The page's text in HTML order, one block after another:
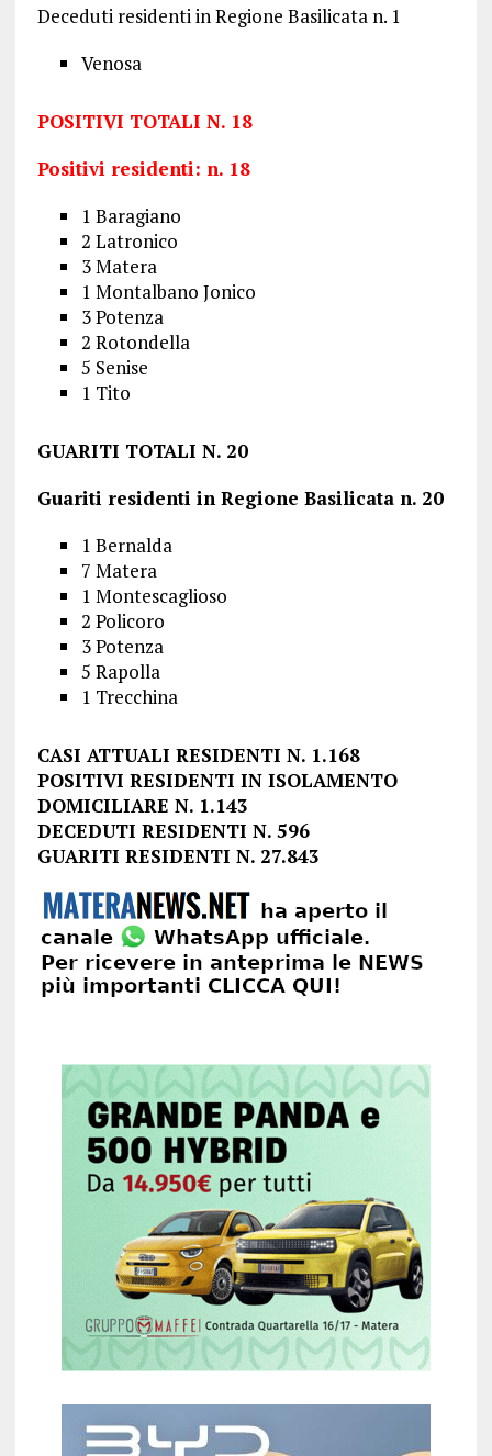
Deceduti residenti in Regione Basilicata n. 1
Venosa
POSITIVI TOTALI N. 18
Positivi residenti: n. 18
1 Baragiano
2 Latronico
3 Matera
1 Montalbano Jonico
3 Potenza
2 Rotondella
5 Senise
1 Tito
GUARITI TOTALI N. 20
Guariti residenti in Regione Basilicata n. 20
1 Bernalda
7 Matera
1 Montescaglioso
2 Policoro
3 Potenza
5 Rapolla
1 Trecchina
CASI ATTUALI RESIDENTI N. 1.168
POSITIVI RESIDENTI IN ISOLAMENTO
DOMICILIARE N. 1.143
DECEDUTI RESIDENTI N. 596
GUARITI RESIDENTI N. 27.843